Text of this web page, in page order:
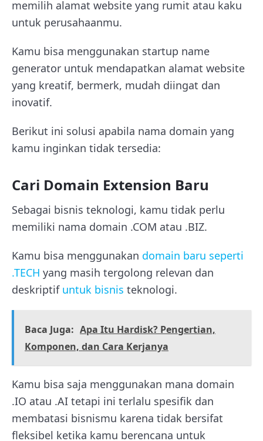
memilih alamat website yang rumit atau kaku
untuk perusahaanmu.
Kamu bisa menggunakan startup name
generator untuk mendapatkan alamat website
yang kreatif, bermerk, mudah diingat dan
inovatif.
Berikut ini solusi apabila nama domain yang
kamu inginkan tidak tersedia:
Cari Domain Extension Baru
Sebagai bisnis teknologi, kamu tidak perlu
memiliki nama domain .COM atau .BIZ.
Kamu bisa menggunakan domain baru seperti
.TECH yang masih tergolong relevan dan
deskriptif untuk bisnis teknologi.
Baca Juga: Apa Itu Hardisk? Pengertian,
Komponen, dan Cara Kerjanya
Kamu bisa saja menggunakan mana domain
.IO atau .AI tetapi ini terlalu spesifik dan
membatasi bisnismu karena tidak bersifat
fleksibel ketika kamu berencana untuk